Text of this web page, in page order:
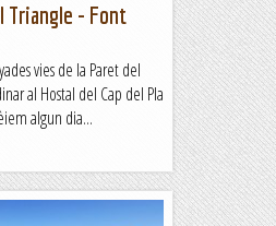
Triangle - Font
vies de la Paret del
al Hostal del Cap del Pla
algun dia...